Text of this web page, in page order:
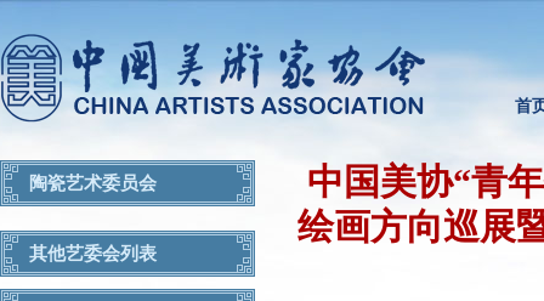
首
陶瓷艺术委员会
其他艺委会列表
中国美协“青
绘画方向巡展